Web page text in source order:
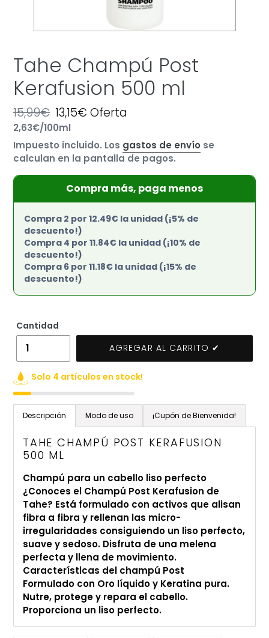
Tahe Champú Post
Kerafusion 500 ml
Precio
habitual
15,99€ Precio
de
oferta
13,15€Oferta
Precio
unitario
2,63€/por
100ml
Impuesto incluido. Los gastos de envío se
calculan en la pantalla de pagos.
Compra más, paga menos
Compra 2 por 12.49€ la unidad (¡5% de
descuento!)
Compra 4 por 11.84€ la unidad (¡10% de
descuento!)
Compra 6 por 11.18€ la unidad (¡15% de
descuento!)
Cantidad
AGREGAR AL CARRITO ✔
Solo 4 artículos en stock!
de
compra
Descripción Modo de uso ¡Cupón de Bienvenida!
TAHE CHAMPÚ POST KERAFUSION
500 ML
Champú para un cabello liso perfecto
¿Conoces el Champú Post Kerafusion de
Tahe? Está formulado con activos que alisan
fibra a fibra y rellenan las micro-
irregularidades consiguiendo un liso perfecto,
suave y sedoso. Disfruta de una melena
perfecta y llena de movimiento.
Características del champú Post
Formulado con Oro líquido y Keratina pura.
Nutre, protege y repara el cabello.
Proporciona un liso perfecto.